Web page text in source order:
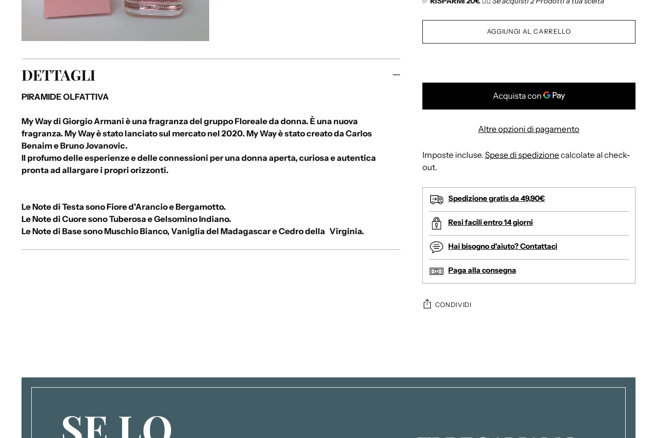
DETTAGLI
PIRAMIDE OLFATTIVA
My Way di Giorgio Armani è una fragranza del gruppo Floreale da donna. È una nuova
fragranza. My Way è stato lanciato sul mercato nel 2020. My Way è stato creato da Carlos
Benaim e Bruno Jovanovic.
Il profumo delle esperienze e delle connessioni per una donna aperta, curiosa e autentica
pronta ad allargare i propri orizzonti.
Le Note di Testa sono Fiore d'Arancio e Bergamotto.
Le Note di Cuore sono Tuberosa e Gelsomino Indiano.
Le Note di Base sono Muschio Bianco, Vaniglia del Madagascar e Cedro della Virginia.
à
AGGIUNGI AL CARRELLO
Altre opzioni di pagamento
Imposte incluse. Spese di spedizione calcolate al check-
out.
Spedizione gratis da 49,90€
Resi facili entro 14 giorni
Hai bisogno d'aiuto? Contattaci
Paga alla consegna
CONDIVIDI
u